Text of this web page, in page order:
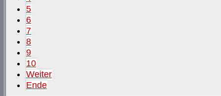
5
6
7
8
9
10
Weiter
Ende